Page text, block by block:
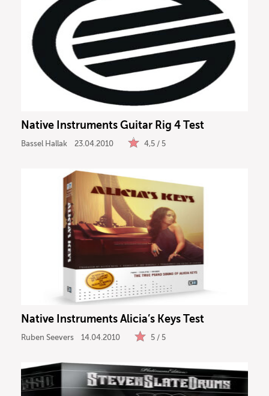
Native Instruments Guitar Rig 4 Test
Bassel Hallak 23.04.2010 4,5 / 5
Native Instruments Alicia’s Keys Test
Ruben Seevers 14.04.2010 5 / 5